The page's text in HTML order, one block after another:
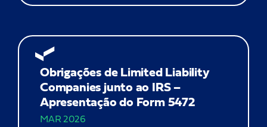
essas comunicações por meio de seus
Obrigações de Limited Liability
Companies junto ao IRS –
Apresentação do Form 5472
MAR 2026